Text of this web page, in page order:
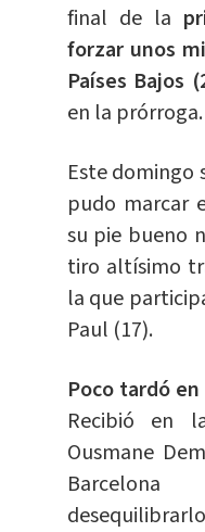
final de la
forzar unos
Países Bajos
en la prórroga.
Este domingo
pudo marcar
su pie bueno
tiro altísimo
la que
Paul (17).
Poco tardó
Recibió en
Ousmane